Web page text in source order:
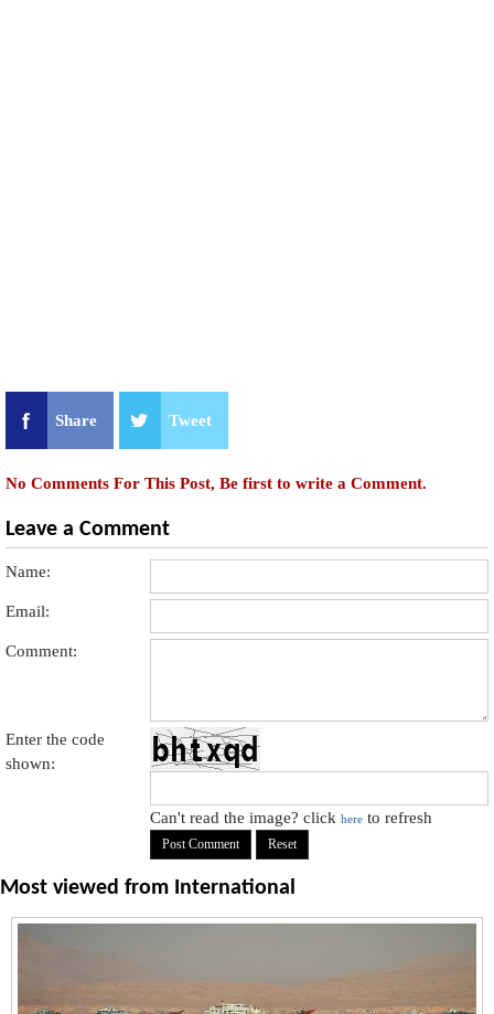
Share Tweet
No Comments For This Post, Be first to write a Comment.
Leave a Comment
Name:
Email:
Comment:
Enter the code
shown:
Can't read the image? clickhere to refresh
Most viewed from International